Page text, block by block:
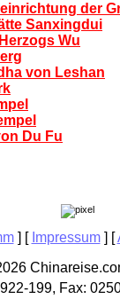
der
Sanxingdui
Wu
von Leshan
Du Fu
] [ Impressum] [
199, Fax: